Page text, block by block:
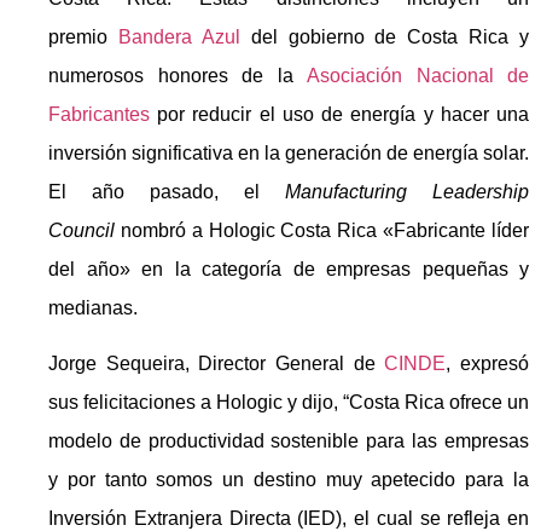
premio
Bandera Azul
del gobierno de Costa Rica y
numerosos honores de la Asociación Nacional de
Fabricantes por reducir el uso de energía y hacer una
inversión significativa en la generación de energía solar.
El año pasado, el Manufacturing Leadership
Council nombró a Hologic Costa Rica «Fabricante líder
del año» en la categoría de empresas pequeñas y
medianas.
Jorge Sequeira, Director General deCINDE, expresó
sus felicitaciones a Hologic y dijo, “Costa Rica ofrece un
modelo de productividad sostenible para las empresas
y por tanto somos un destino muy apetecido para la
Inversión Extranjera Directa (IED), el cual se refleja en